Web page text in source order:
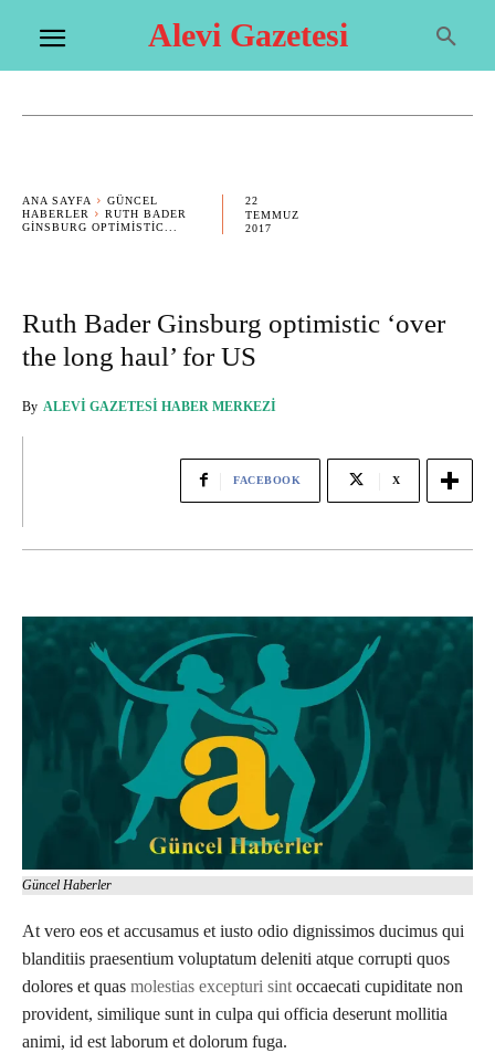
Alevi Gazetesi
ANA SAYFA
GÜNCEL
HABERLER
RUTH BADER
GINSBURG OPTIMISTIC...
22
TEMMUZ
2017
Ruth Bader Ginsburg optimistic ‘over
the long haul’ for US
By ALEVI GAZETESI HABER MERKEZI
FACEBOOK X
Güncel Haberler
At vero eos et accusamus et iusto odio dignissimos ducimus qui
blanditiis praesentium voluptatum deleniti atque corrupti quos
dolores et quas molestias excepturi sint occaecati cupiditate non
provident, similique sunt in culpa qui officia deserunt mollitia
animi, id est laborum et dolorum fuga.